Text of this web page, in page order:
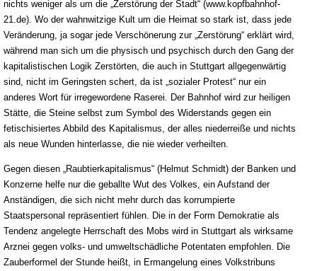
nichts weniger als um die „Zerstörung der Stadt“ (www.kopfbahnhof-
21.de). Wo der wahnwitzige Kult um die Heimat so stark ist, dass jede
Veränderung, ja sogar jede Verschönerung zur „Zerstörung“ erklärt wird,
während man sich um die physisch und psychisch durch den Gang der
kapitalistischen Logik Zerstörten, die auch in Stuttgart allgegenwärtig
sind, nicht im Geringsten schert, da ist „sozialer Protest“ nur ein
anderes Wort für irregewordene Raserei. Der Bahnhof wird zur heiligen
Stätte, die Steine selbst zum Symbol des Widerstands gegen ein
fetischisiertes Abbild des Kapitalismus, der alles niederreiße und nichts
als neue Wunden hinterlasse, die nie wieder verheilten.
Gegen diesen „Raubtierkapitalismus“ (Helmut Schmidt) der Banken und
Konzerne helfe nur die geballte Wut des Volkes, ein Aufstand der
Anständigen, die sich nicht mehr durch das korrumpierte
Staatspersonal repräsentiert fühlen. Die in der Form Demokratie als
Tendenz angelegte Herrschaft des Mobs wird in Stuttgart als wirksame
Arznei gegen volks- und umweltschädliche Potentaten empfohlen. Die
Zauberformel der Stunde heißt, in Ermangelung eines Volkstribuns